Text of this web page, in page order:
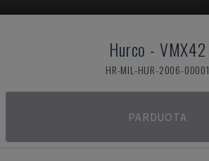
Hurco - VMX42
HR-MIL-HUR-2006-00001
PARDUOTA